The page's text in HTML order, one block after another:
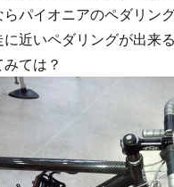
らパイオニアのペダリン
に近いペダリングが出来
みては？